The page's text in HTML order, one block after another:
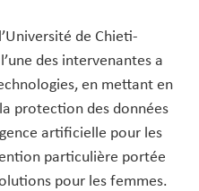
de Chieti-
des intervenantes a
en mettant en
protection des données
artificielle pour les
particulière portée
pour les femmes.